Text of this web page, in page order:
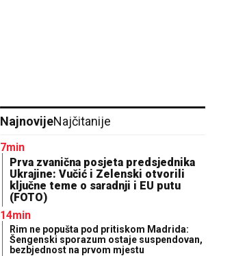
NajnovijeNajčitanije
7min
Prva zvanična posjeta predsjednika
Ukrajine: Vučić i Zelenski otvorili
ključne teme o saradnji i EU putu
(FOTO)
14min
Rim ne popušta pod pritiskom Madrida:
Šengenski sporazum ostaje suspendovan,
bezbjednost na prvom mjestu